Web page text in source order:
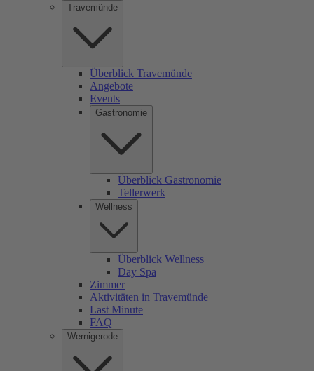
Travemünde
Überblick Travemünde
Angebote
Events
Gastronomie
Überblick Gastronomie
Tellerwerk
Wellness
Überblick Wellness
Day Spa
Zimmer
Aktivitäten in Travemünde
Last Minute
FAQ
Wernigerode